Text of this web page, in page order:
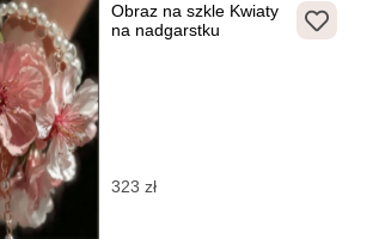
Obraz na szkle Kwiaty
na nadgarstku
323 zł